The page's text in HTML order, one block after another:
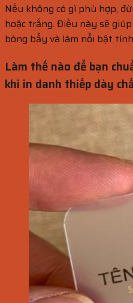
Nếu không có gì phù hợp,
hoặc trắng. Điều này sẽ
bóng bẩy và làm nổi bật
Làm thế nào để bạn
khi in danh thiếp dày